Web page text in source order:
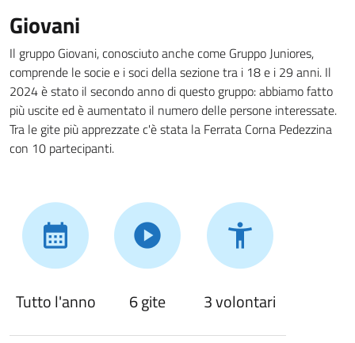
Giovani
Il gruppo Giovani, conosciuto anche come Gruppo Juniores,
comprende le socie e i soci della sezione tra i 18 e i 29 anni. Il
2024 è stato il secondo anno di questo gruppo: abbiamo fatto
più uscite ed è aumentato il numero delle persone interessate.
Tra le gite più apprezzate c'è stata la Ferrata Corna Pedezzina
con 10 partecipanti.
Tutto l'anno 6 gite 3 volontari